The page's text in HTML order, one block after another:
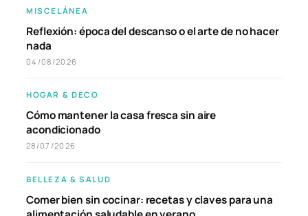
MISCELÁNEA
Reflexión: época del descanso o el arte de no hacer
nada
04/08/2026
HOGAR & DECO
Cómo mantener la casa fresca sin aire
acondicionado
28/07/2026
BELLEZA & SALUD
Comer bien sin cocinar: recetas y claves para una